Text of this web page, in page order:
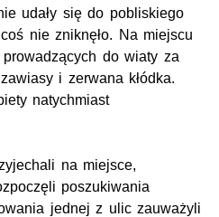
udały się do pobliskiego
nie zniknęło. Na miejscu
do wiaty za
i zerwana kłódka.
natychmiast
na miejsce,
poszukiwania
jednej z ulic zauważyli